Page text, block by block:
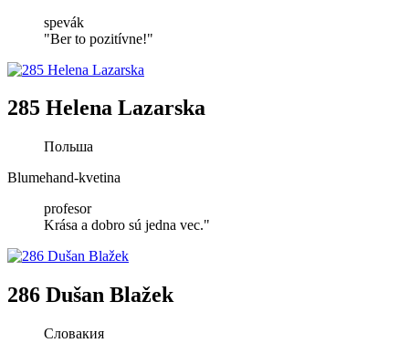
spevák
"Ber to pozitívne!"
285 Helena Lazarska
Польша
Blumehand-kvetina
profesor
Krása a dobro sú jedna vec."
286 Dušan Blažek
Словакия